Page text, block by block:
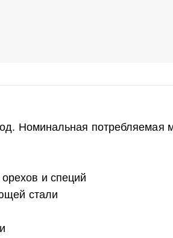
Номинальная потребляемая
и специй
стали